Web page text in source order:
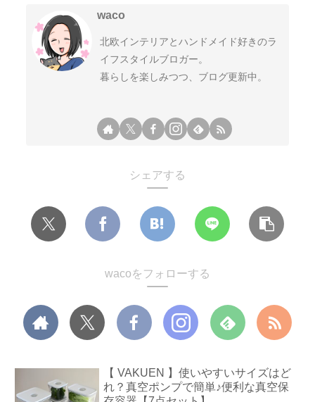
waco
北欧インテリアとハンドメイド好きのラ
イフスタイルブロガー。
暮らしを楽しみつつ、ブログ更新中。
シェアする
wacoをフォローする
【 VAKUEN 】使いやすいサイズはど
れ？真空ポンプで簡単♪便利な真空保